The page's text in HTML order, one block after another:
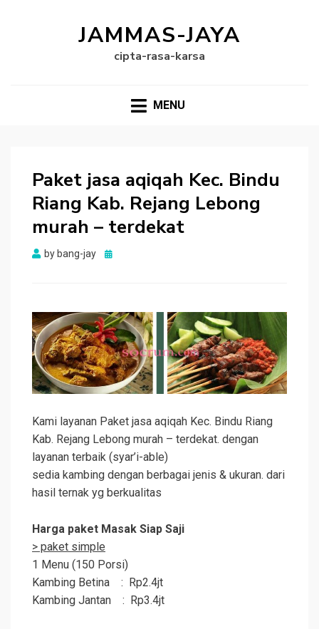
JAMMAS-JAYA
cipta-rasa-karsa
MENU
Paket jasa aqiqah Kec. Bindu
Riang Kab. Rejang Lebong
murah – terdekat
by bang-jay
Posted
Kami layanan Paket jasa aqiqah Kec. Bindu Riang
Kab. Rejang Lebong murah – terdekat. dengan
layanan terbaik (syar’i-able)
sedia kambing dengan berbagai jenis & ukuran. dari
hasil ternak yg berkualitas
Harga paket Masak Siap Saji
> paket simple
1 Menu (150 Porsi)
Kambing Betina : Rp2.4jt
Kambing Jantan : Rp3.4jt